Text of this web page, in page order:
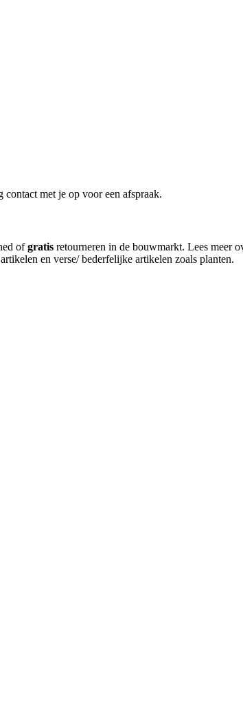
met je op voor een afspraak.
ofgratis retourneren in de bouwmarkt. Lees meer
en verse/ bederfelijke artikelen zoals planten.